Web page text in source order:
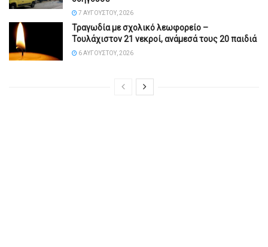
7 ΑΥΓΟΎΣΤΟΥ, 2026
Τραγωδία με σχολικό λεωφορείο –
Τουλάχιστον 21 νεκροί, ανάμεσά τους 20 παιδιά
6 ΑΥΓΟΎΣΤΟΥ, 2026